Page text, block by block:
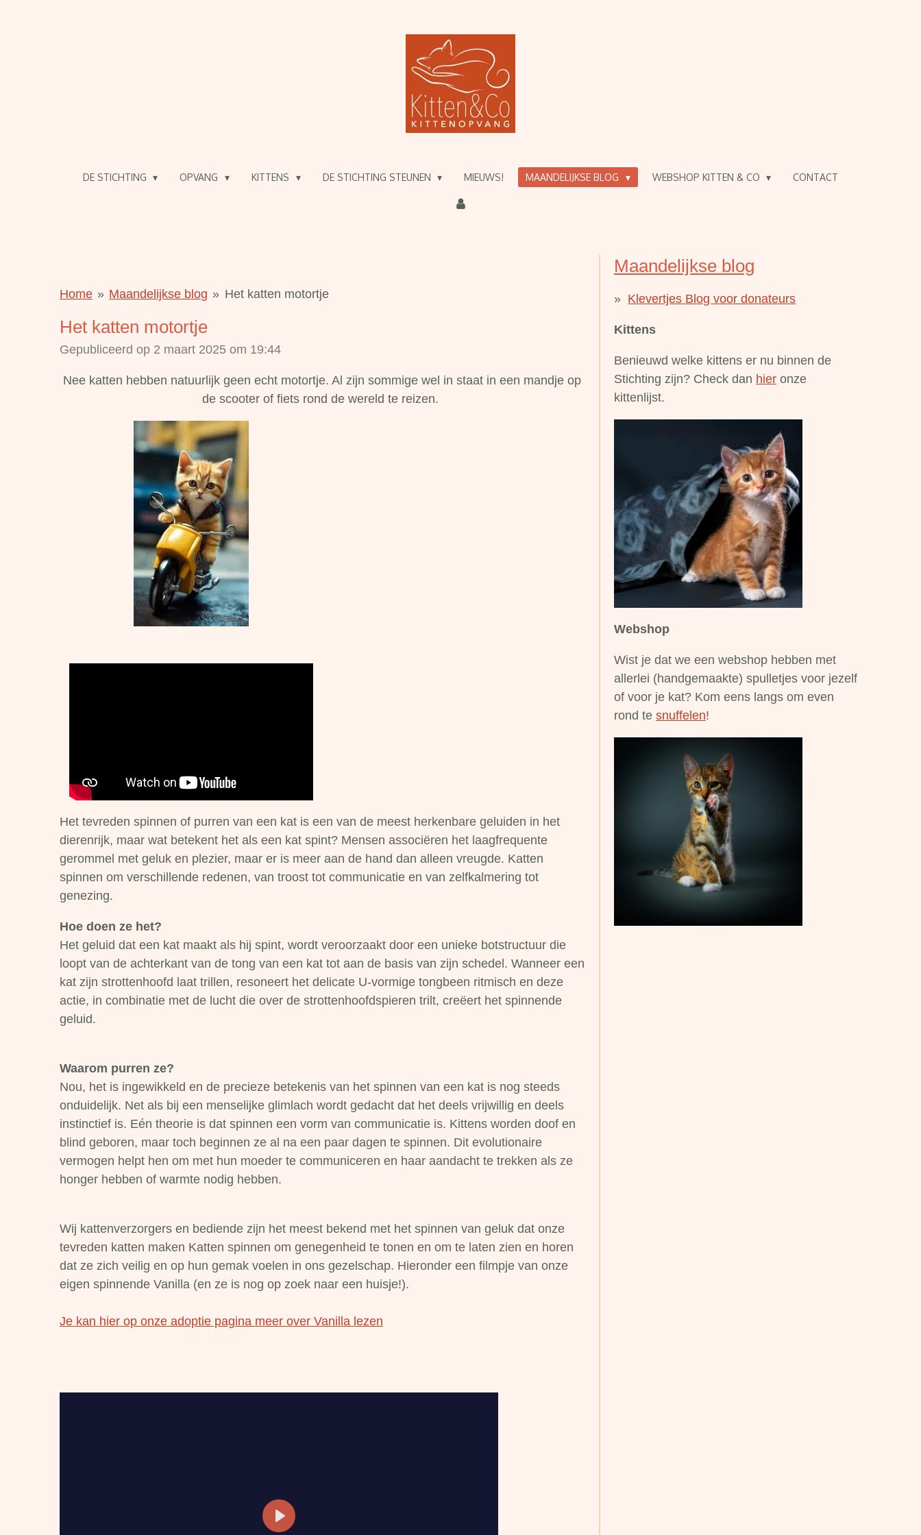
DE STICHTING OPVANG KITTENS DE STICHTING STEUNEN MIEUWS! MAANDELIJKSE BLOG WEBSHOP KITTEN & CO CONTACT
Home » Maandelijkse blog » Het katten motortje
Het katten motortje
Gepubliceerd op 2 maart 2025 om 19:44
Nee katten hebben natuurlijk geen echt motortje. Al zijn sommige wel in staat in een mandje op
de scooter of fiets rond de wereld te reizen.
Het tevreden spinnen of purren van een kat is een van de meest herkenbare geluiden in het
dierenrijk, maar wat betekent het als een kat spint? Mensen associëren het laagfrequente
gerommel met geluk en plezier, maar er is meer aan de hand dan alleen vreugde. Katten
spinnen om verschillende redenen, van troost tot communicatie en van zelfkalmering tot
genezing.
Hoe doen ze het?
Het geluid dat een kat maakt als hij spint, wordt veroorzaakt door een unieke botstructuur die
loopt van de achterkant van de tong van een kat tot aan de basis van zijn schedel. Wanneer een
kat zijn strottenhoofd laat trillen, resoneert het delicate U-vormige tongbeen ritmisch en deze
actie, in combinatie met de lucht die over de strottenhoofdspieren trilt, creëert het spinnende
geluid.
Waarom purren ze?
Nou, het is ingewikkeld en de precieze betekenis van het spinnen van een kat is nog steeds
onduidelijk. Net als bij een menselijke glimlach wordt gedacht dat het deels vrijwillig en deels
instinctief is. Eén theorie is dat spinnen een vorm van communicatie is. Kittens worden doof en
blind geboren, maar toch beginnen ze al na een paar dagen te spinnen. Dit evolutionaire
vermogen helpt hen om met hun moeder te communiceren en haar aandacht te trekken als ze
honger hebben of warmte nodig hebben.
Wij kattenverzorgers en bediende zijn het meest bekend met het spinnen van geluk dat onze
tevreden katten maken Katten spinnen om genegenheid te tonen en om te laten zien en horen
dat ze zich veilig en op hun gemak voelen in ons gezelschap. Hieronder een filmpje van onze
eigen spinnende Vanilla (en ze is nog op zoek naar een huisje!).
Je kan hier op onze adoptie pagina meer over Vanilla lezen
Maandelijkse blog
Klevertjes Blog voor donateurs
Kittens
Benieuwd welke kittens er nu binnen de
Stichting zijn? Check dan hieronze
kittenlijst.
Webshop
Wist je dat we een webshop hebben met
allerlei (handgemaakte) spulletjes voor jezelf
of voor je kat? Kom eens langs om even
rond te snuffelen!